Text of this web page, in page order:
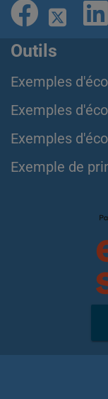
Outils
Exemples
Exemples
Exemples
Exemple de